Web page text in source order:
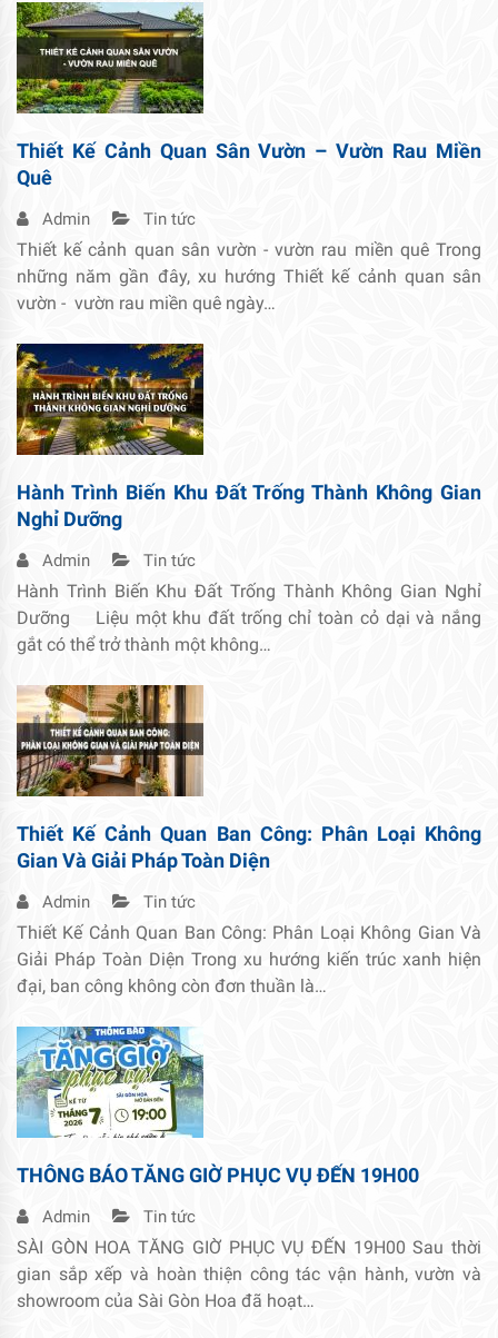
Thiết Kế Cảnh Quan Sân Vườn – Vườn Rau Miền
Quê
Admin Tin tức
Thiết kế cảnh quan sân vườn - vườn rau miền quê Trong
những năm gần đây, xu hướng Thiết kế cảnh quan sân
vườn - vườn rau miền quê ngày…
Hành Trình Biến Khu Đất Trống Thành Không Gian
Nghỉ Dưỡng
Admin Tin tức
Hành Trình Biến Khu Đất Trống Thành Không Gian Nghỉ
Dưỡng Liệu một khu đất trống chỉ toàn cỏ dại và nắng
gắt có thể trở thành một không…
Thiết Kế Cảnh Quan Ban Công: Phân Loại Không
Gian Và Giải Pháp Toàn Diện
Admin Tin tức
Thiết Kế Cảnh Quan Ban Công: Phân Loại Không Gian Và
Giải Pháp Toàn Diện Trong xu hướng kiến trúc xanh hiện
đại, ban công không còn đơn thuần là…
THÔNG BÁO TĂNG GIỜ PHỤC VỤ ĐẾN 19H00
Admin Tin tức
SÀI GÒN HOA TĂNG GIỜ PHỤC VỤ ĐẾN 19H00 Sau thời
gian sắp xếp và hoàn thiện công tác vận hành, vườn và
showroom của Sài Gòn Hoa đã hoạt…